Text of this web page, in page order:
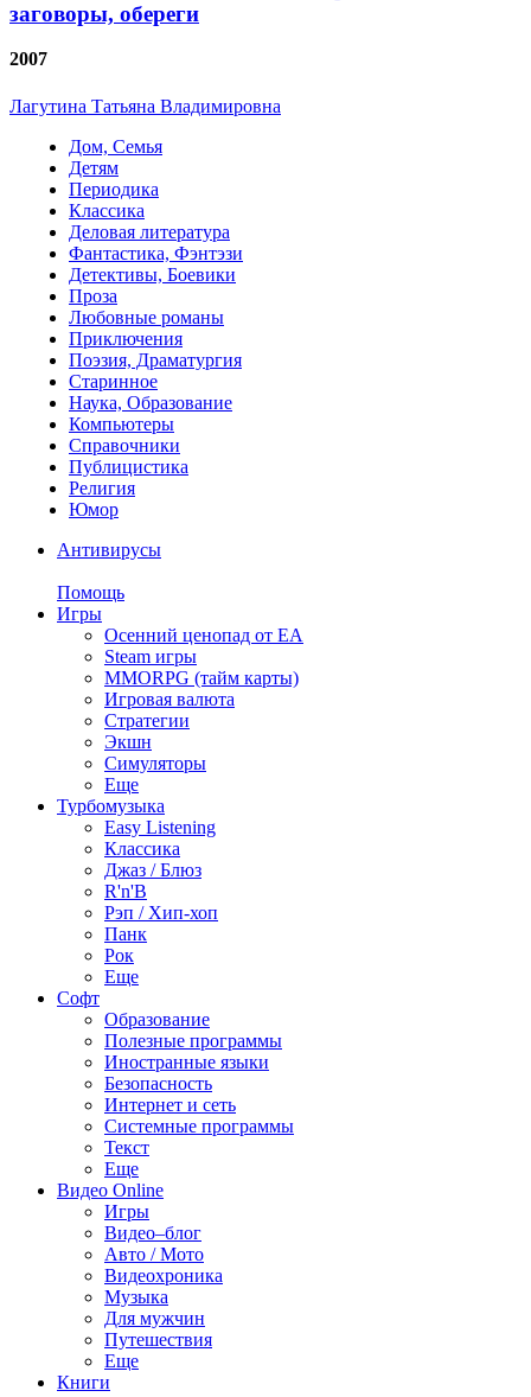
заговоры, обереги
2007
Лагутина Татьяна Владимировна
Дом, Семья
Детям
Периодика
Классика
Деловая литература
Фантастика, Фэнтэзи
Детективы, Боевики
Проза
Любовные романы
Приключения
Поэзия, Драматургия
Старинное
Наука, Образование
Компьютеры
Справочники
Публицистика
Религия
Юмор
Антивирусы
Помощь
Игры
Осенний ценопад от EA
Steam игры
MMORPG (тайм карты)
Игровая валюта
Стратегии
Экшн
Симуляторы
Еще
Турбомузыка
Easy Listening
Классика
Джаз / Блюз
R'n'B
Рэп / Хип-хоп
Панк
Рок
Еще
Софт
Образование
Полезные программы
Иностранные языки
Безопасность
Интернет и сеть
Системные программы
Текст
Еще
Видео Online
Игры
Видео–блог
Авто / Мото
Видеохроника
Музыка
Для мужчин
Путешествия
Еще
Книги